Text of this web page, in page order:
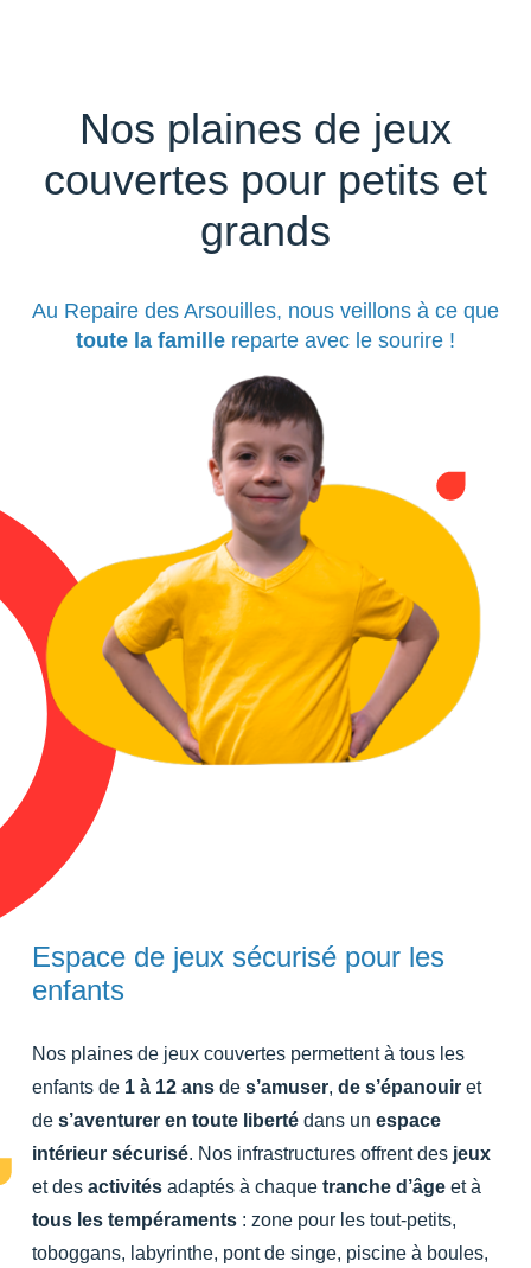
Nos plaines de jeux
couvertes pour petits et
grands
Au Repaire des Arsouilles, nous veillons à ce que
toute la famille reparte avec le sourire !
Espace de jeux sécurisé pour les
enfants
Nos plaines de jeux couvertes permettent à tous les
enfants de1 à 12 ansde s’amuser, de s’épanouiret
de s’aventurer en toute libertédans un espace
intérieur sécurisé. Nos infrastructures offrent desjeux
et desactivités adaptés à chaquetranche d’âgeet à
tous les tempéraments: zone pour les tout-petits,
toboggans, labyrinthe, pont de singe, piscine à boules,